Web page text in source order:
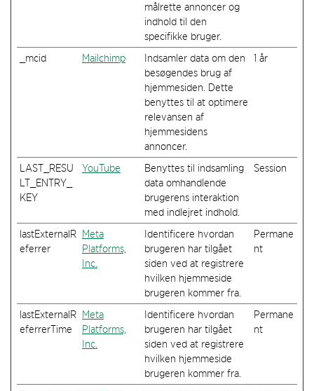
målrette annoncer og
indhold til den
specifikke bruger.
_mcid Mailchimp
Indsamler data om den
besøgendes brug af
hjemmesiden. Dette
benyttes til at optimere
relevansen af
hjemmesidens
annoncer.
1 år
LAST_RESU
LT_ENTRY_
KEY
YouTube
Benyttes til indsamling
data omhandlende
brugerens interaktion
med indlejret indhold.
Session
lastExternalR
eferrer
Meta
Platforms,
Inc.
Identificere hvordan
brugeren har tilgået
siden ved at registrere
hvilken hjemmeside
brugeren kommer fra.
Permane
nt
lastExternalR
eferrerTime
Meta
Platforms,
Inc.
Identificere hvordan
brugeren har tilgået
siden ved at registrere
hvilken hjemmeside
brugeren kommer fra.
Permane
nt